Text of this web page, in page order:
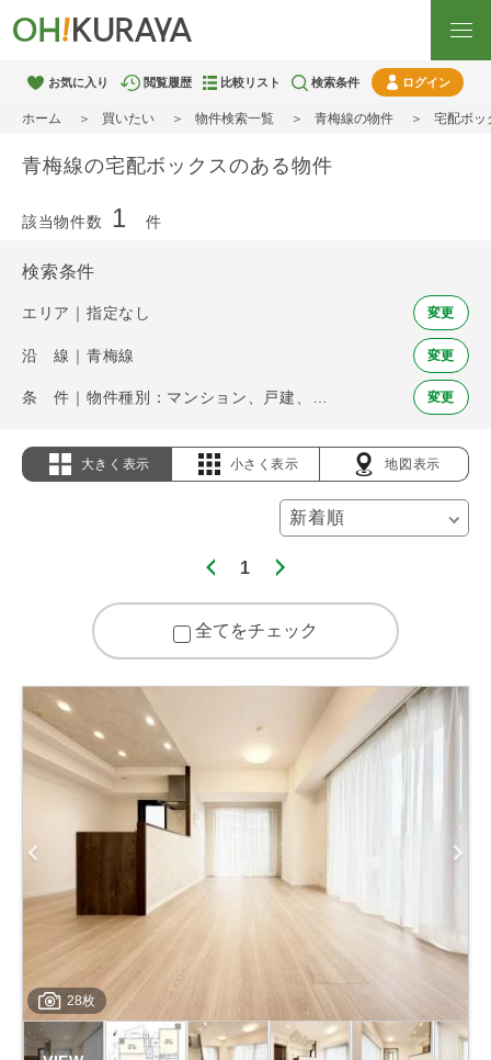
お気に入り 閲覧履歴 比較リスト 検索条件 ログイン
ホーム 買いたい 物件検索一覧 青梅線の物件 宅配ボッ
青梅線の宅配ボックスのある物件
該当物件数 1 件
検索条件
エリア｜指定なし 変更
沿 線｜青梅線 変更
変更
大きく表示 小さく表示 地図表示
1
全てをチェック
28枚